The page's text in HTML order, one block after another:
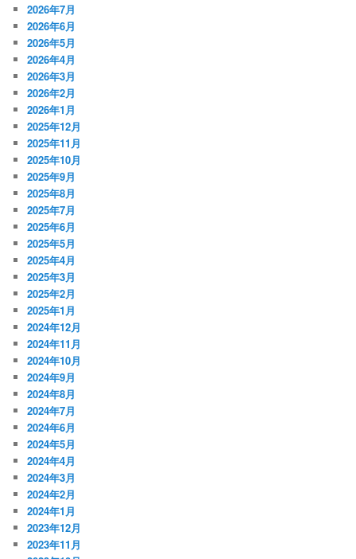
2026年7月
2026年6月
2026年5月
2026年4月
2026年3月
2026年2月
2026年1月
2025年12月
2025年11月
2025年10月
2025年9月
2025年8月
2025年7月
2025年6月
2025年5月
2025年4月
2025年3月
2025年2月
2025年1月
2024年12月
2024年11月
2024年10月
2024年9月
2024年8月
2024年7月
2024年6月
2024年5月
2024年4月
2024年3月
2024年2月
2024年1月
2023年12月
2023年11月